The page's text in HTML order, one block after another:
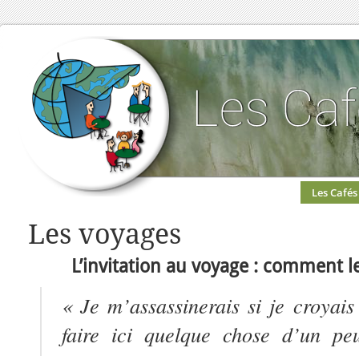
Les Cafés
Les voyages
L’invitation au voyage : comment
« Je m’assassinerais si je
faire ici quelque chose d’un